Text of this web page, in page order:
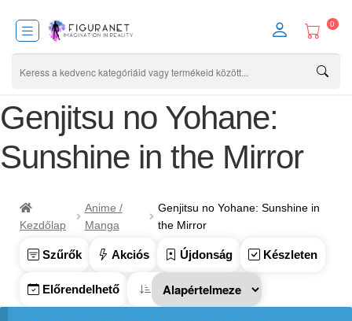
0
Genjitsu no Yohane:
Sunshine in the Mirror
Kezdőlap
Anime /
Manga
Genjitsu no Yohane: Sunshine in
the Mirror
Szűrők Akciós Újdonság Készleten
Előrendelhető